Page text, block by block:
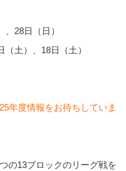
28日（日）
土）、18日（土）
年度情報をお待ちしていま
の13ブロックのリーグ戦を